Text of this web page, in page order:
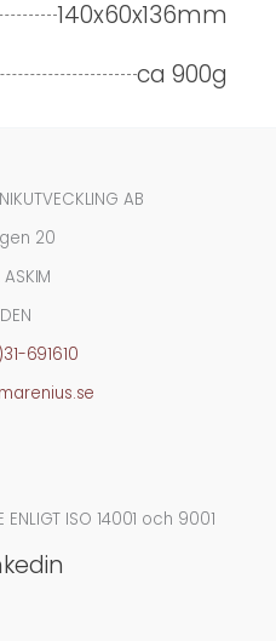
140x60x136mm
ca 900g
AB
20
691610
ENLIGT ISO 14001 och 9001